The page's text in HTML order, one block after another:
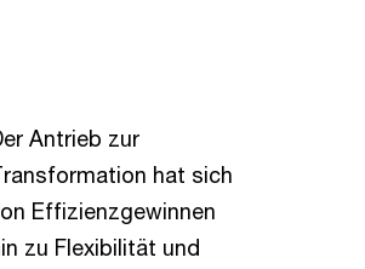
Antrieb zur
hat sich
Effizienzgewinnen
zu Flexibilität und